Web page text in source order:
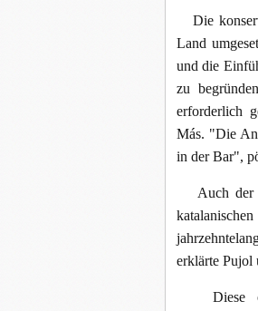
Die
Land
und die
zu
erforderlich
Más. "Die
in der Bar",
Auch der
erklärte Pujol
Diese